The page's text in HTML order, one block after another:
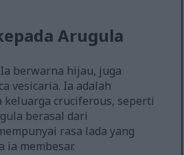
Arugula
berwarna hijau, juga
vesicaria. Ia adalah
keluarga cruciferous, seperti
berasal dari
rasa lada yang
ia membesar.